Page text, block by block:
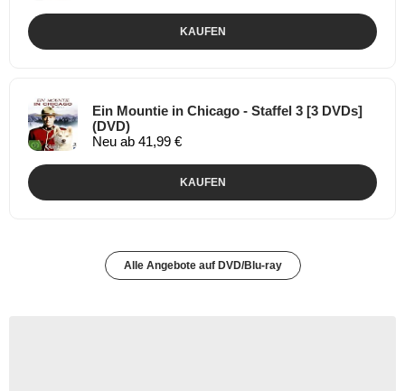
KAUFEN
Ein Mountie in Chicago - Staffel 3 [3 DVDs]
(DVD)
Neu ab 41,99 €
KAUFEN
Alle Angebote auf DVD/Blu-ray